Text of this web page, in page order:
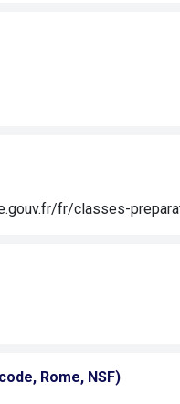
fr/classes-
Rome, NSF)